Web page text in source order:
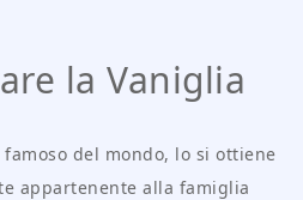
la Vaniglia
famoso del mondo, lo si ottiene
appartenente alla famiglia